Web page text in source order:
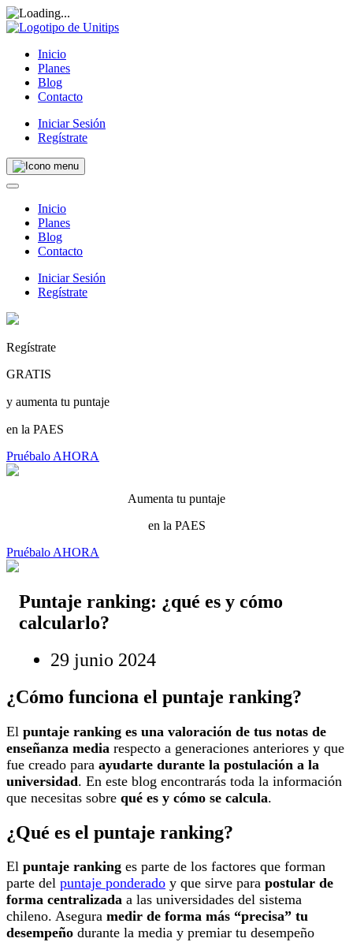
Inicio
Planes
Blog
Contacto
Iniciar Sesión
Regístrate
Inicio
Planes
Blog
Contacto
Iniciar Sesión
Regístrate
Regístrate
GRATIS
y aumenta tu puntaje
en la PAES
Pruébalo AHORA
Aumenta tu puntaje
en la PAES
Pruébalo AHORA
Puntaje ranking: ¿qué es y cómo
calcularlo?
29 junio 2024
¿Cómo funciona el puntaje ranking?
El puntaje ranking es una valoración de tus notas de
enseñanza media respecto a generaciones anteriores y que
fue creado para ayudarte durante la postulación a la
universidad. En este blog encontrarás toda la información
que necesitas sobre qué es y cómo se calcula.
¿Qué es el puntaje ranking?
El puntaje ranking es parte de los factores que forman
parte del puntaje ponderado y que sirve para postular de
forma centralizada a las universidades del sistema
chileno. Asegura medir de forma más “precisa” tu
desempeño durante la media y premiar tu desempeño